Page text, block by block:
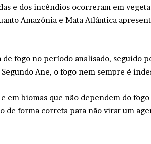
e dos incêndios ocorreram em
Amazônia e Mata Atlântica
fogo no período analisado, seguido
Ane, o fogo nem sempre é
biomas que não dependem do
de forma correta para não virar um